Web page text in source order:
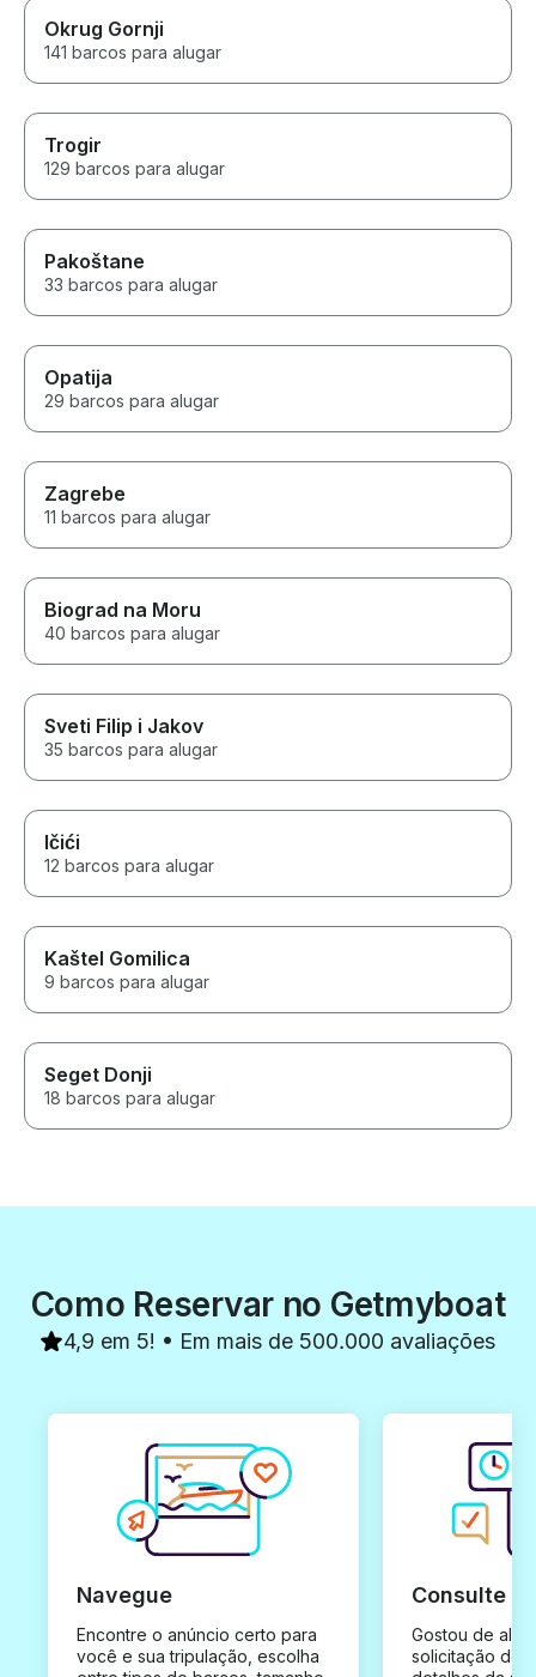
Okrug Gornji
141 barcos para alugar
Trogir
129 barcos para alugar
Pakoštane
33 barcos para alugar
Opatija
29 barcos para alugar
Zagrebe
11 barcos para alugar
Biograd na Moru
40 barcos para alugar
Sveti Filip i Jakov
35 barcos para alugar
Ičići
12 barcos para alugar
Kaštel Gomilica
9 barcos para alugar
Seget Donji
18 barcos para alugar
Como Reservar no Getmyboat
4,9 em 5! • Em mais de 500.000 avaliações
Navegue
Encontre o anúncio certo para
você e sua tripulação, escolha
Consulte e
Gostou de
solicitação de